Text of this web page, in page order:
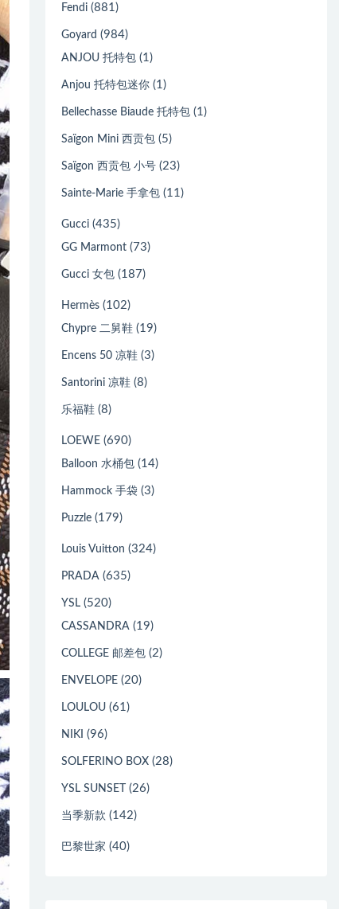
Fendi (881)
Goyard (984)
ANJOU 托特包 (1)
Anjou 托特包迷你 (1)
Bellechasse Biaude 托特包 (1)
Saïgon Mini 西贡包 (5)
Saïgon 西贡包 小号 (23)
Sainte-Marie 手拿包 (11)
Gucci (435)
GG Marmont (73)
Gucci 女包 (187)
Hermès (102)
Chypre 二舅鞋 (19)
Encens 50 凉鞋 (3)
Santorini 凉鞋 (8)
乐福鞋 (8)
LOEWE (690)
Balloon 水桶包 (14)
Hammock 手袋 (3)
Puzzle (179)
Louis Vuitton (324)
PRADA (635)
YSL (520)
CASSANDRA (19)
COLLEGE 邮差包 (2)
ENVELOPE (20)
LOULOU (61)
NIKI (96)
SOLFERINO BOX (28)
YSL SUNSET (26)
当季新款 (142)
巴黎世家 (40)